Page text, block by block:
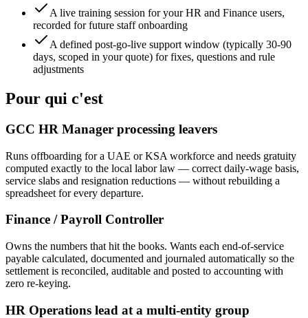
A live training session for your HR and Finance users,
recorded for future staff onboarding
A defined post-go-live support window (typically 30-90
days, scoped in your quote) for fixes, questions and rule
adjustments
Pour qui c'est
GCC HR Manager processing leavers
Runs offboarding for a UAE or KSA workforce and needs gratuity
computed exactly to the local labor law — correct daily-wage basis,
service slabs and resignation reductions — without rebuilding a
spreadsheet for every departure.
Finance / Payroll Controller
Owns the numbers that hit the books. Wants each end-of-service
payable calculated, documented and journaled automatically so the
settlement is reconciled, auditable and posted to accounting with
zero re-keying.
HR Operations lead at a multi-entity group